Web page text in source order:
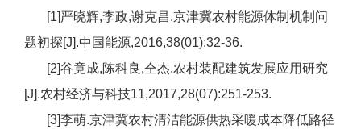
[1]严晓辉,李政,谢克昌.京津冀农村能源体制机制问
题初探[J].中国能源,2016,38(01):32-36.
[2]谷竟成,陈科良,仝杰.农村装配建筑发展应用研究
[J].农村经济与科技11,2017,28(07):251-253.
[3]李萌.京津冀农村清洁能源供热采暖成本降低路径